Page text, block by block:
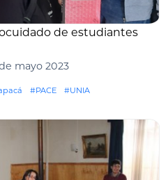
de estudiantes
mayo 2023
#PACE #UNIA